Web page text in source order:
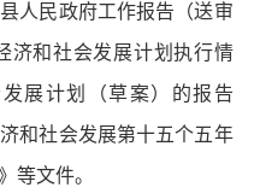
人民政府工作报告（送审
济和社会发展计划执行情
展计划（草案）的报告
和社会发展第十五个五年
等文件。